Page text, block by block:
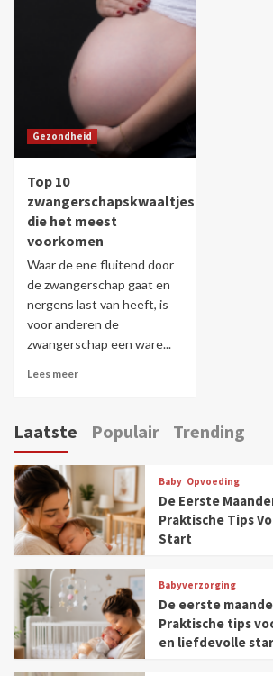
Gezondheid
Top 10
zwangerschapskwaaltjes
die het meest
voorkomen
Waar de ene fluitend door
de zwangerschap gaat en
nergens last van heeft, is
voor anderen de
zwangerschap een ware...
Lees meer
Laatste Populair Trending
Baby Opvoeding
De Eerste
Praktische Tips
Start
Babyverzorging
De eerste
Praktische tips
en liefdevolle